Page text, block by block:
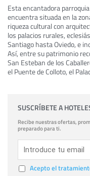
Esta encantadora
encuentra situada en la
riqueza cultural con
los palacios rurales,
Santiago hasta Oviedo, e
Así, entre su patrimonio
San Esteban de los
el Puente de Colloto, el
SUSCRÍBETE A
Recibe nuestras ofertas,
preparado para ti.
Acepto el